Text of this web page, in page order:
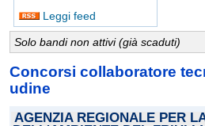
Leggi feed
Solo bandi non attivi (già scaduti)
Concorsi collaboratore
udine
AGENZIA REGIONALE PER